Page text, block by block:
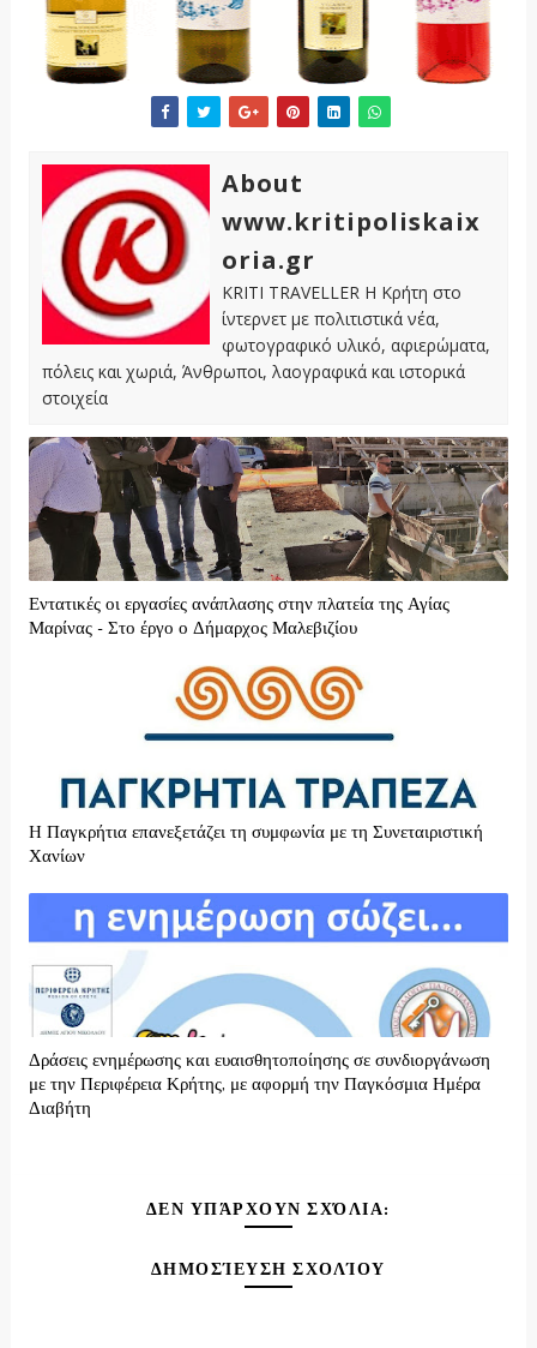
About
www.kritipoliskaix
oria.gr
KRITI TRAVELLER Η Κρήτη στο
ίντερνετ με πολιτιστικά νέα,
φωτογραφικό υλικό, αφιερώματα,
πόλεις και χωριά, Άνθρωποι, λαογραφικά και ιστορικά
στοιχεία
Εντατικές οι εργασίες ανάπλασης στην πλατεία της Αγίας
Μαρίνας - Στο έργο ο Δήμαρχος Μαλεβιζίου
H Παγκρήτια επανεξετάζει τη συμφωνία με τη Συνεταιριστική
Χανίων
Δράσεις ενημέρωσης και ευαισθητοποίησης σε συνδιοργάνωση
με την Περιφέρεια Κρήτης, με αφορμή την Παγκόσμια Ημέρα
Διαβήτη
ΔΕΝ ΥΠΆΡΧΟΥΝ ΣΧΌΛΙΑ:
ΔΗΜΟΣΊΕΥΣΗ ΣΧΟΛΊΟΥ